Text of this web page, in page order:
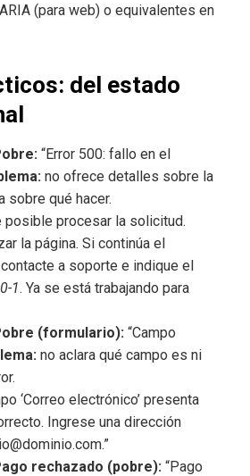
(para web) o equivalentes en
del estado
“Error 500: fallo en el
no ofrece detalles sobre la
sobre qué hacer.
posible procesar la solicitud.
la página. Si continúa el
a soporte e indique el
1. Ya se está trabajando para
(formulario): “Campo
no aclara qué campo es ni
‘Correo electrónico’ presenta
Ingrese una dirección
rechazado (pobre): “Pago